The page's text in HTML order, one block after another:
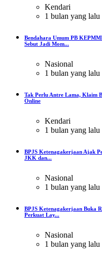
Kendari
1 bulan yang lalu
Bendahara Umum PB
Sebut Jadi Mom...
Nasional
1 bulan yang lalu
Tak Perlu Antre Lama, Klaim
Online
Kendari
1 bulan yang lalu
BPJS Ketenagakerjaan Ajak
JKK dan...
Nasional
1 bulan yang lalu
BPJS Ketenagakerjaan Buka
Perkuat Lay...
Nasional
1 bulan yang lalu